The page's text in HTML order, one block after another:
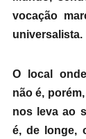
vocação
universalista.
​O local
não é,
nos leva ao
é, de longe,